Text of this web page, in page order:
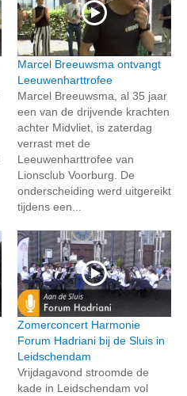
Marcel Breeuwsma ontvangt
Leeuwenharttrofee
Marcel Breeuwsma, al 35 jaar
een van de drijvende krachten
achter Midvliet, is zaterdag
verrast met de
Leeuwenharttrofee van
Lionsclub Voorburg. De
onderscheiding werd uitgereikt
tijdens een...
Zomerconcert Harmonie
Forum Hadriani bij de Sluis in
Leidschendam
Vrijdagavond stroomde de
kade in Leidschendam vol